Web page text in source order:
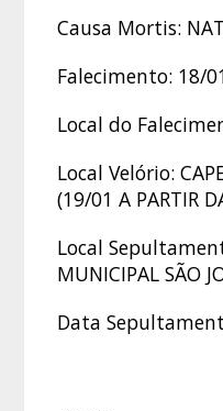
Causa Mortis:
Falecimento: 18/
Local do
Local Velório:
(19/01 A PARTIR
Local
MUNICIPAL SÃO
Data